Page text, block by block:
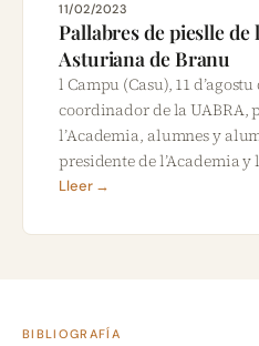
11/02/2023
Pallabres de pieslle de
Asturiana de Branu
l Campu (Casu), 11
coordinador de la UABRA,
l’Academia, alumnes y
presidente de l’Academia
Lleer →
BIBLIOGRAFÍA